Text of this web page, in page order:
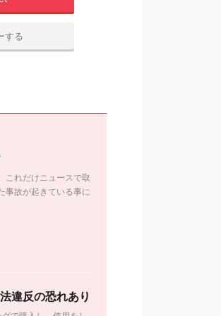
する
これだけニュースで取
事故が起きている事に
違反の恐れあり